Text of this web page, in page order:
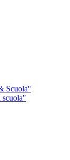
Scuola"
scuola"